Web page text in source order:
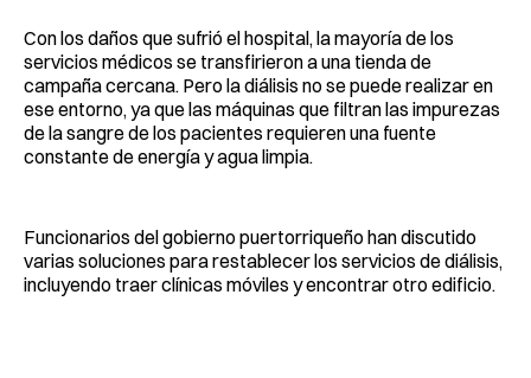
Con los daños que sufrió el hospital, la mayoría de los
servicios médicos se transfirieron a una tienda de
campaña cercana. Pero la diálisis no se puede realizar en
ese entorno, ya que las máquinas que filtran las impurezas
de la sangre de los pacientes requieren una fuente
constante de energía y agua limpia.
Funcionarios del gobierno puertorriqueño han discutido
varias soluciones para restablecer los servicios de diálisis,
incluyendo traer clínicas móviles y encontrar otro edificio.